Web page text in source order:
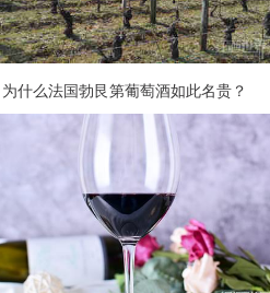
为什么法国勃艮第葡萄酒如此名贵？